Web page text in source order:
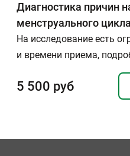
Диагностика причин
менструального
На исследование есть
и времени приема,
5 500 руб